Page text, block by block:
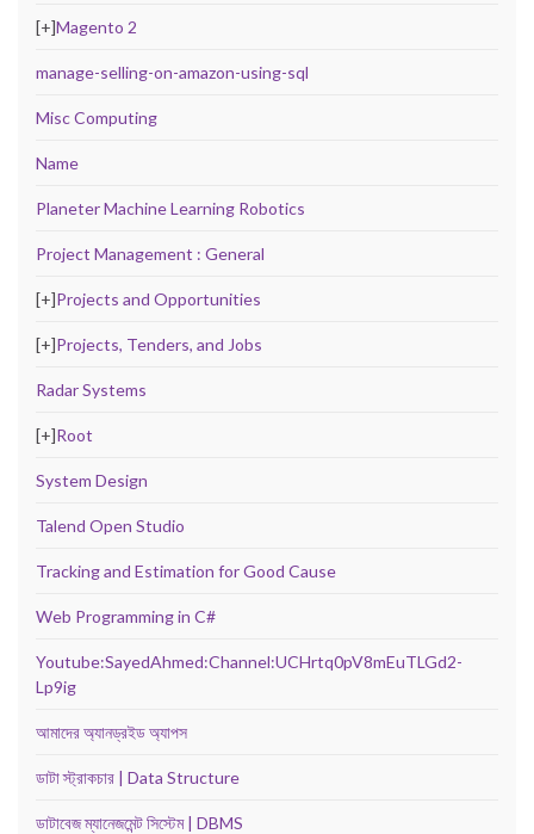
[+]Magento 2
manage-selling-on-amazon-using-sql
Misc Computing
Name
Planeter Machine Learning Robotics
Project Management : General
[+]Projects and Opportunities
[+]Projects, Tenders, and Jobs
Radar Systems
[+]Root
System Design
Talend Open Studio
Tracking and Estimation for Good Cause
Web Programming in C#
Youtube:SayedAhmed:Channel:UCHrtq0pV8mEuTLGd2-
Lp9ig
আমাদের অ্যানড্রইড অ্যাপস
ডাটা স্ট্রাকচার | Data Structure
ডাটাবেজ ম্যানেজমেন্ট সিস্টেম | DBMS